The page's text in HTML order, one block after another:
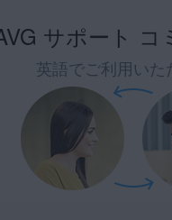
サポート コ
英語でご利用いた